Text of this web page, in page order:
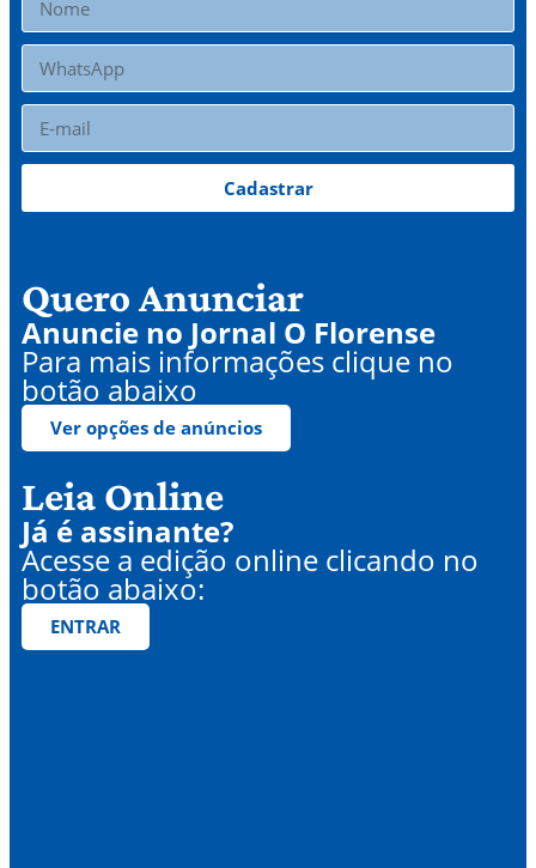
Cadastrar
Quero Anunciar
Anuncie no Jornal O Florense
Para mais informações clique no
botão abaixo
Ver opções de anúncios
Leia Online
Já é assinante?
Acesse a edição online clicando no
botão abaixo:
ENTRAR